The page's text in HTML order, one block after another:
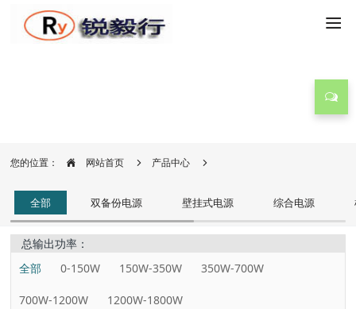
您的位置： 网站首页 产品中心
全部 双备份电源 壁挂式电源 综合电源
总输出功率：
全部
0-150W 150W-350W 350W-700W
700W-1200W
1200W-1800W